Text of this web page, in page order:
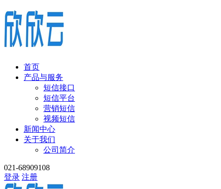
首页
产品与服务
短信接口
短信平台
营销短信
视频短信
新闻中心
关于我们
公司简介
021-68909108
登录 注册